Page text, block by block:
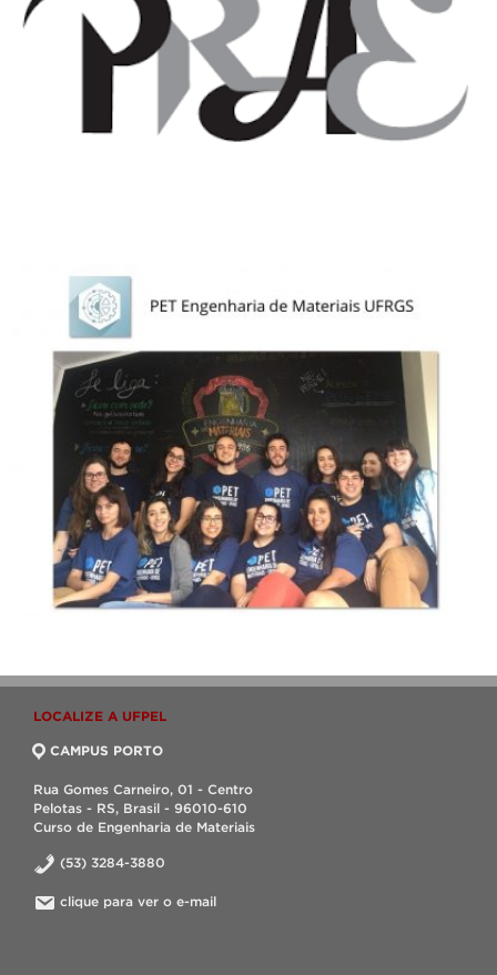
LOCALIZE A UFPEL
CAMPUS PORTO
Rua Gomes Carneiro, 01 - Centro
Pelotas - RS, Brasil - 96010-610
Curso de Engenharia de Materiais
(53) 3284-3880
clique para ver o e-mail